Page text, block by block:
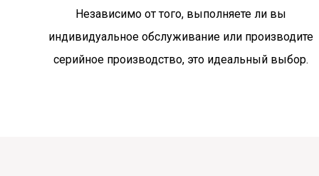
Независимо от того, выполняете ли вы
индивидуальное обслуживание или производите
серийное производство, это идеальный выбор.